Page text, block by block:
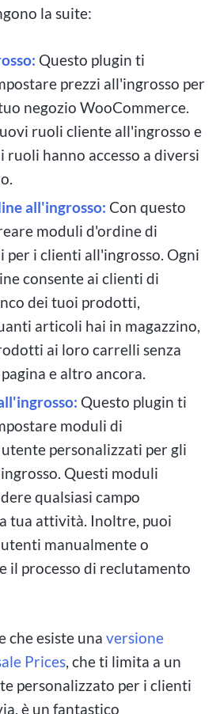
la suite:
Questo plugin ti
prezzi all'ingrosso per
negozio WooCommerce.
ruoli cliente all'ingrosso e
ruoli hanno accesso a diversi
all'ingrosso: Con questo
moduli d'ordine di
per i clienti all'ingrosso. Ogni
consente ai clienti di
dei tuoi prodotti,
articoli hai in magazzino,
ai loro carrelli senza
e altro ancora.
Questo plugin ti
moduli di
personalizzati per gli
Questi moduli
qualsiasi campo
tua attività. Inoltre, puoi
manualmente o
il processo di reclutamento
che esiste una versione
Prices, che ti limita a un
personalizzato per i clienti
è un fantastico